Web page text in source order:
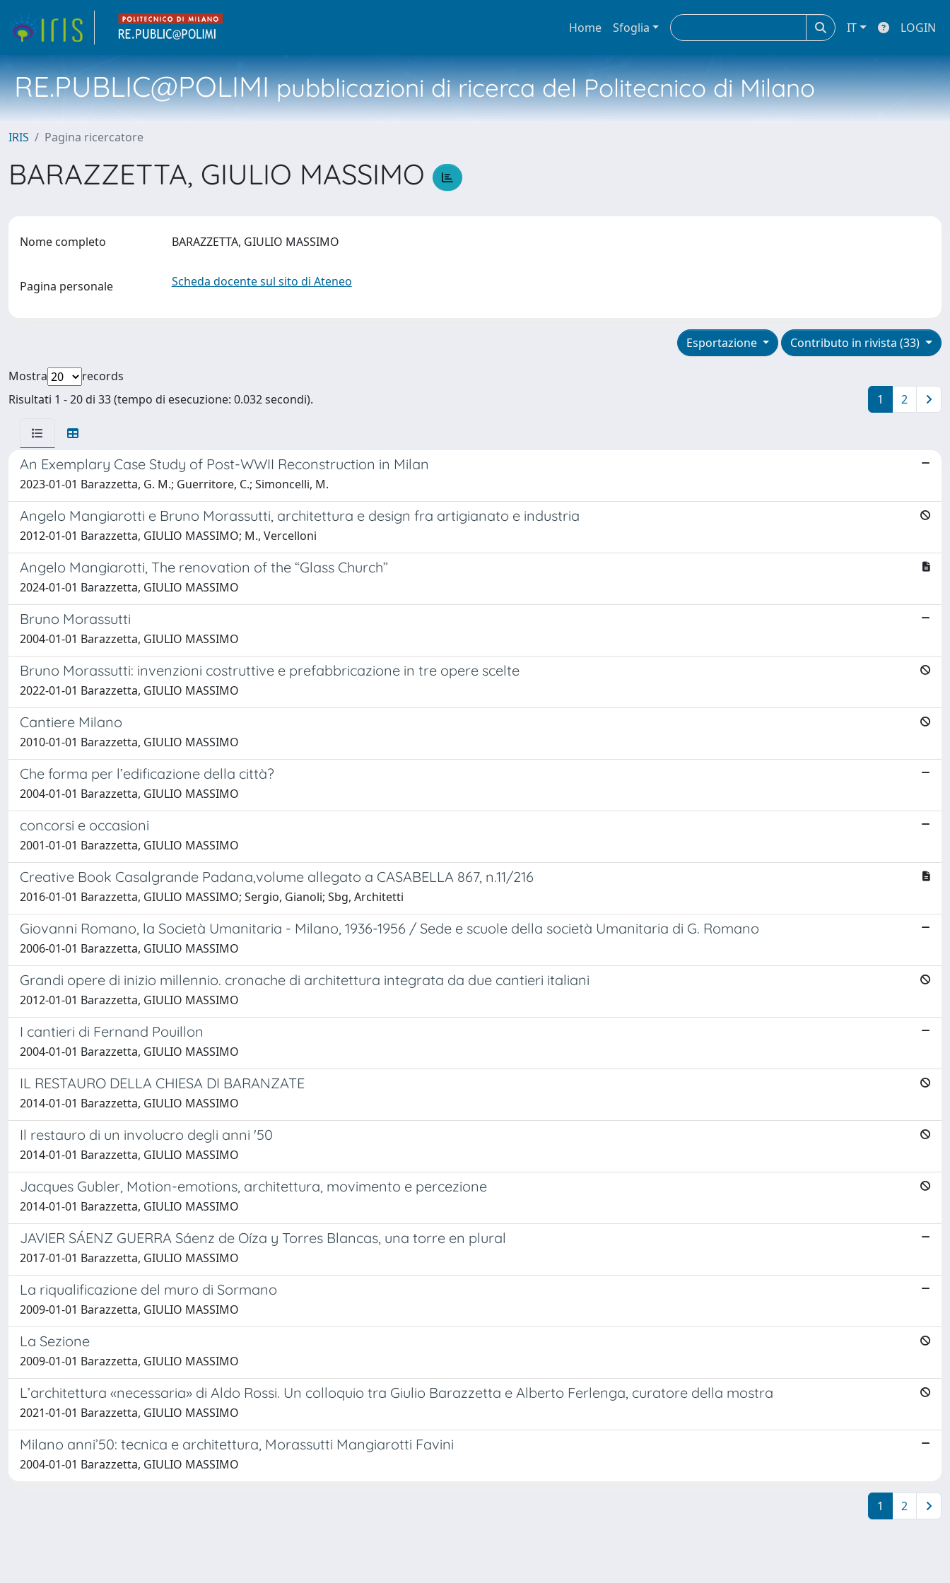
Home Sfoglia IT LOGIN
RE.PUBLIC@POLIMIpubblicazioni di ricerca del Politecnico di Milano
IRIS Pagina ricercatore
BARAZZETTA, GIULIO MASSIMO
Nome completo BARAZZETTA, GIULIO MASSIMO
Pagina personale Scheda docente sul sito di Ateneo
Contributo in rivista (33)
Esportazione
Mostra
records
Risultati 1 - 20 di 33 (tempo di esecuzione: 0.032 secondi).
1 2
An Exemplary Case Study of Post-WWII Reconstruction in Milan
2023-01-01 Barazzetta, G. M.; Guerritore, C.; Simoncelli, M.
Angelo Mangiarotti e Bruno Morassutti, architettura e design fra artigianato e industria
2012-01-01 Barazzetta, GIULIO MASSIMO; M., Vercelloni
Angelo Mangiarotti, The renovation of the “Glass Church”
2024-01-01 Barazzetta, GIULIO MASSIMO
Bruno Morassutti
2004-01-01 Barazzetta, GIULIO MASSIMO
Bruno Morassutti: invenzioni costruttive e prefabbricazione in tre opere scelte
2022-01-01 Barazzetta, GIULIO MASSIMO
Cantiere Milano
2010-01-01 Barazzetta, GIULIO MASSIMO
Che forma per l’edificazione della città?
2004-01-01 Barazzetta, GIULIO MASSIMO
concorsi e occasioni
2001-01-01 Barazzetta, GIULIO MASSIMO
Creative Book Casalgrande Padana,volume allegato a CASABELLA 867, n.11/216
2016-01-01 Barazzetta, GIULIO MASSIMO; Sergio, Gianoli; Sbg, Architetti
Giovanni Romano, la Società Umanitaria - Milano, 1936-1956 / Sede e scuole della società Umanitaria di G. Romano
2006-01-01 Barazzetta, GIULIO MASSIMO
Grandi opere di inizio millennio. cronache di architettura integrata da due cantieri italiani
2012-01-01 Barazzetta, GIULIO MASSIMO
I cantieri di Fernand Pouillon
2004-01-01 Barazzetta, GIULIO MASSIMO
IL RESTAURO DELLA CHIESA DI BARANZATE
2014-01-01 Barazzetta, GIULIO MASSIMO
Il restauro di un involucro degli anni '50
2014-01-01 Barazzetta, GIULIO MASSIMO
Jacques Gubler, Motion-emotions, architettura, movimento e percezione
2014-01-01 Barazzetta, GIULIO MASSIMO
JAVIER SÁENZ GUERRA Sáenz de Oíza y Torres Blancas, una torre en plural
2017-01-01 Barazzetta, GIULIO MASSIMO
La riqualificazione del muro di Sormano
2009-01-01 Barazzetta, GIULIO MASSIMO
La Sezione
2009-01-01 Barazzetta, GIULIO MASSIMO
L’architettura «necessaria» di Aldo Rossi. Un colloquio tra Giulio Barazzetta e Alberto Ferlenga, curatore della mostra
2021-01-01 Barazzetta, GIULIO MASSIMO
Milano anni’50: tecnica e architettura, Morassutti Mangiarotti Favini
2004-01-01 Barazzetta, GIULIO MASSIMO
1 2